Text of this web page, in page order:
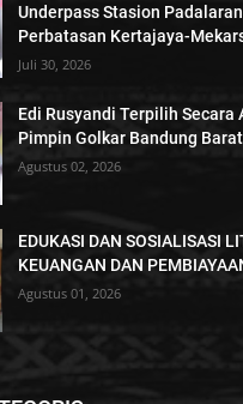
Underpass Stasion
Perbatasan Kertajaya-
Juli 30, 2026
Edi Rusyandi Terpilih Secara
Pimpin Golkar Bandung Barat
Agustus 02, 2026
EDUKASI DAN SOSIALISASI
KEUANGAN DAN
Agustus 01, 2026